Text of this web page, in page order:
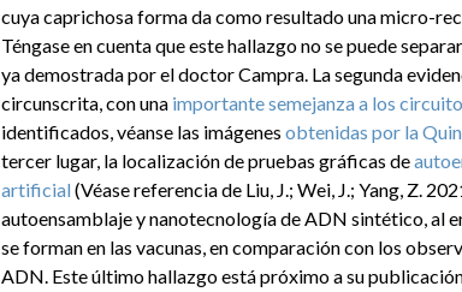
cuya caprichosa forma da como resultado una micro-
Téngase en cuenta que este hallazgo no se puede
ya demostrada por el doctor Campra. La segunda
circunscrita, con una importante semejanza a los
identificados, véanse las imágenes obtenidas por la
tercer lugar, la localización de pruebas gráficas de
artificial(Véase referencia de Liu, J.; Wei, J.; Yang, Z.
autoensamblaje y nanotecnología de ADN sintético, al
se forman en las vacunas, en comparación con los
ADN. Este último hallazgo está próximo a su